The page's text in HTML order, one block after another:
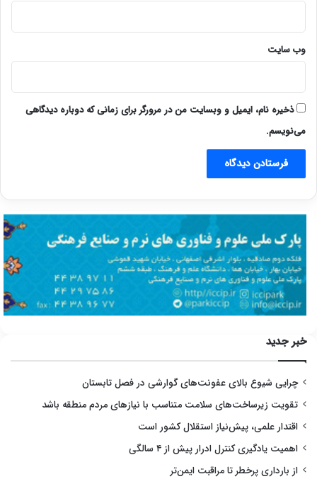
وب‌ سایت
ذخیره نام، ایمیل و وبسایت من در مرورگر برای زمانی که دوباره دیدگاهی
می‌نویسم.
خبر جدید
چرایی شیوع بالای عفونت‌های گوارشی در فصل تابستان
تقویت زیرساخت‌های سلامت متناسب با نیازهای مردم منطقه باشد
اقتدار علمی، پیش‌نیاز استقلال کشور است
اهمیت یادگیری کنترل ادرار پیش از ۴ سالگی
از بارداری پرخطر تا مراقبت ایمن‌تر